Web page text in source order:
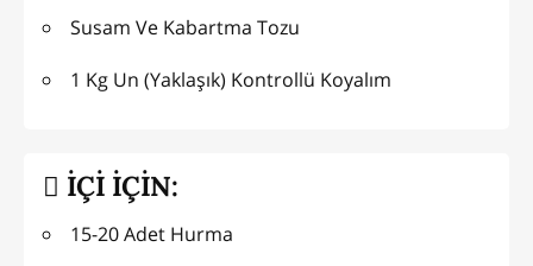
Susam Ve Kabartma Tozu
1 Kg Un (Yaklaşık) Kontrollü Koyalım
İÇİ İÇİN:
15-20 Adet Hurma